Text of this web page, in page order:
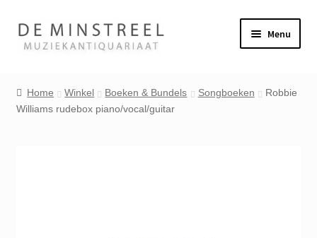
Ga
door
Ga
naar
Menu
Contact
Home Winkel Boeken & Bundels Songboeken
Robbie
Williams rudebox piano/vocal/guitar